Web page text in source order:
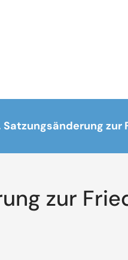
Satzungsänderung
zur